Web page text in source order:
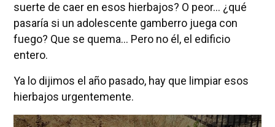
suerte de caer en esos hierbajos? O peor... ¿qué
pasaría si un adolescente gamberro juega con
fuego? Que se quema... Pero no él, el edificio
entero.
Ya lo dijimos el año pasado, hay que limpiar esos
hierbajos urgentemente.